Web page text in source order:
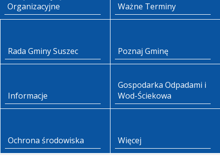
Organizacyjne
Ważne Terminy
Rada Gminy Suszec Poznaj Gminę
Informacje
Gospodarka Odpadami i
Wod-Ściekowa
Ochrona środowiska Więcej